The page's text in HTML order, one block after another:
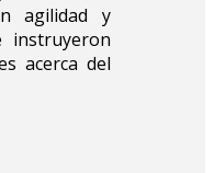
agilidad y
instruyeron
acerca del